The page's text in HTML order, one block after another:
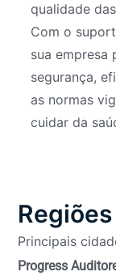
qualidade
Com o
sua empresa
segurança,
as normas
cuidar da
Principais
Progress